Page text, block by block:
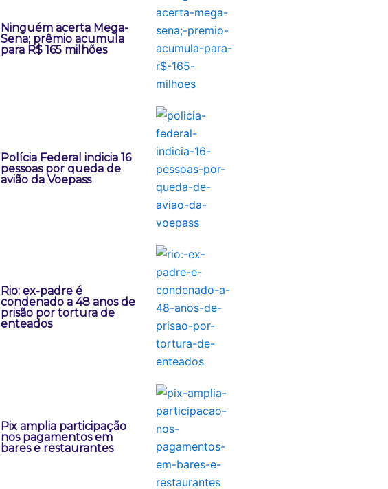
Ninguém acerta Mega-
Sena; prêmio acumula
para R$ 165 milhões
Polícia Federal indicia 16
pessoas por queda de
avião da Voepass
Rio: ex-padre é
condenado a 48 anos de
prisão por tortura de
enteados
Pix amplia participação
nos pagamentos em
bares e restaurantes